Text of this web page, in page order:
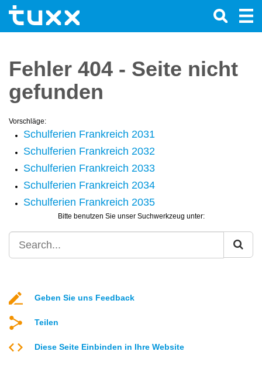
Fehler 404 - Seite nicht
gefunden
Vorschläge:
Schulferien Frankreich 2031
Schulferien Frankreich 2032
Schulferien Frankreich 2033
Schulferien Frankreich 2034
Schulferien Frankreich 2035
Bitte benutzen Sie unser Suchwerkzeug unter:
Geben Sie uns Feedback
Teilen
Diese Seite Einbinden in Ihre Website